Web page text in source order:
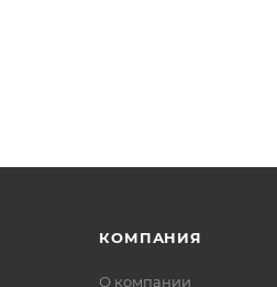
КОМПАНИЯ
О компании